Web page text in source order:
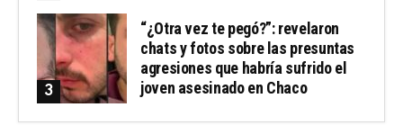
“¿Otra vez te pegó?”: revelaron
chats y fotos sobre las presuntas
agresiones que habría sufrido el
joven asesinado en Chaco